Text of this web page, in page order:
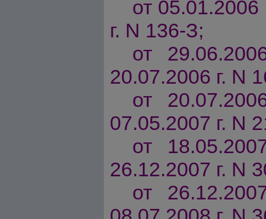
от 05.01.2006
г. N 136-З;
от
20.07.2006 г. N
от
07.05.2007 г. N
от
26.12.2007 г. N
от